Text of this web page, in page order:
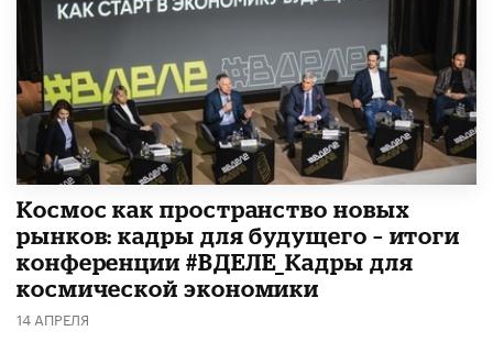
Космос как пространство новых
рынков: кадры для будущего – итоги
конференции #ВДЕЛЕ_Кадры для
космической экономики
14 АПРЕЛЯ